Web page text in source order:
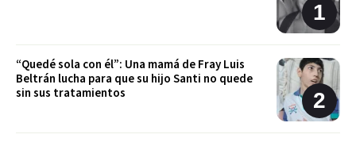
“Quedé sola con él”: Una mamá de Fray Luis
Beltrán lucha para que su hijo Santi no quede
sin sus tratamientos